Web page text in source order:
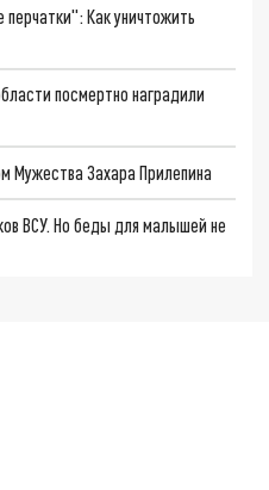
Как уничтожить
посмертно наградили
Мужества Захара Прилепина
ВСУ. Но беды для малышей не